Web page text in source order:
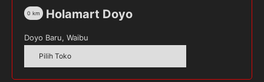
Kuantitas
Experience
SKU:
Holamart Doyo
0 km
Doyo Baru, Waibu
Pilih Toko